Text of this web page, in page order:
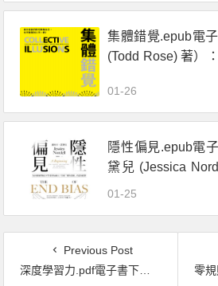
集體錯覺.epub電
(Todd Rose) 著）
01-26
隱性偏見.epub電
黛兒 (Jessica
們無法平等看待每
01-25
Previous Post
深度學習力.pdf電子書下載（卡爾 · 紐波特 (Cal Newport) 著）：學歷貶值時代，MIT博士教你從大學就脫穎而出的75個成功法則
零規則.pdf電子書下載（